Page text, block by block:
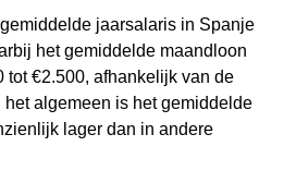
jaarsalaris in Spanje
het gemiddelde maandloon
tot €2.500, afhankelijk van de
het algemeen is het gemiddelde
lager dan in andere